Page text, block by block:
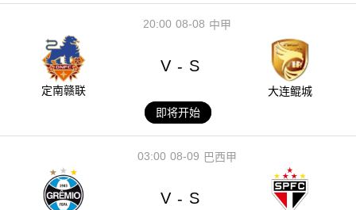
08-08
20:00 中甲
定南赣联
V - S
大连鲲城
即将开始
08-09
03:00 巴西甲
V - S